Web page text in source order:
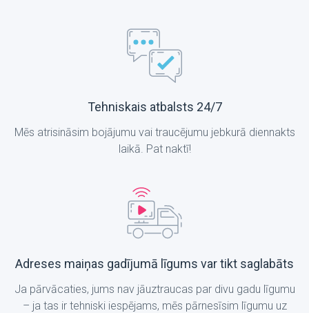
Tehniskais atbalsts 24/7
Mēs atrisināsim bojājumu vai traucējumu jebkurā diennakts
laikā. Pat naktī!
Adreses maiņas gadījumā līgums var tikt saglabāts
Ja pārvācaties, jums nav jāuztraucas par divu gadu līgumu
– ja tas ir tehniski iespējams, mēs pārnesīsim līgumu uz